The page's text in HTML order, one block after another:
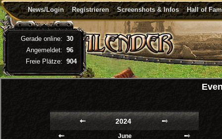
News/Login Registrieren Screenshots & Infos Hall of
2024
June
Gerade online: 30
Angemeldet: 96
Freie Plätze: 904